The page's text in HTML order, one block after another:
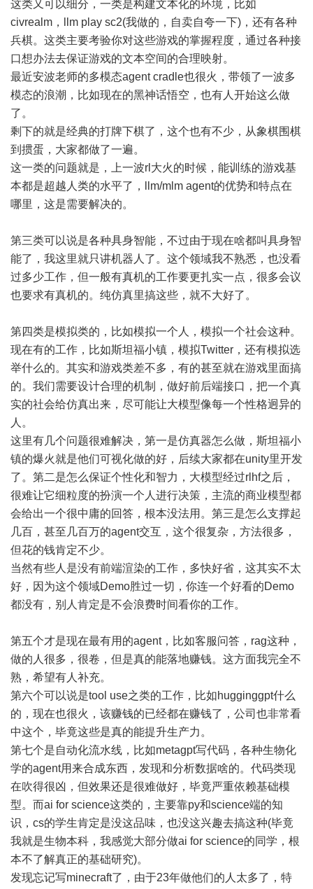
这类又可以细分，一类是构建文本化的环境，比如
civrealm，llm play sc2(我做的，自卖自夸一下)，还有各种
兵棋。这类主要考验你对这些游戏的掌握程度，通过各种接
口想办法去保证游戏的文本空间的合理映射。
最近安波老师的多模态agent cradle也很火，带领了一波多
模态的浪潮，比如现在的黑神话悟空，也有人开始这么做
了。
剩下的就是经典的打牌下棋了，这个也有不少，从象棋围棋
到掼蛋，大家都做了一遍。
这一类的问题就是，上一波rl大火的时候，能训练的游戏基
本都是超越人类的水平了，llm/mlm agent的优势和特点在
哪里，这是需要解决的。
第三类可以说是各种具身智能，不过由于现在啥都叫具身智
能了，我这里就只讲机器人了。这个领域我不熟悉，也没看
过多少工作，但一般有真机的工作要更扎实一点，很多会议
也要求有真机的。纯仿真里搞这些，就不大好了。
第四类是模拟类的，比如模拟一个人，模拟一个社会这种。
现在有的工作，比如斯坦福小镇，模拟Twitter，还有模拟选
举什么的。其实和游戏类差不多，有的甚至就在游戏里面搞
的。我们需要设计合理的机制，做好前后端接口，把一个真
实的社会给仿真出来，尽可能让大模型像每一个性格迥异的
人。
这里有几个问题很难解决，第一是仿真器怎么做，斯坦福小
镇的爆火就是他们可视化做的好，后续大家都在unity里开发
了。第二是怎么保证个性化和智力，大模型经过rlhf之后，
很难让它细粒度的扮演一个人进行决策，主流的商业模型都
会给出一个很中庸的回答，根本没法用。第三是怎么支撑起
几百，甚至几百万的agent交互，这个很复杂，方法很多，
但花的钱肯定不少。
当然有些人是没有前端渲染的工作，多快好省，这其实不太
好，因为这个领域Demo胜过一切，你连一个好看的Demo
都没有，别人肯定是不会浪费时间看你的工作。
第五个才是现在最有用的agent，比如客服问答，rag这种，
做的人很多，很卷，但是真的能落地赚钱。这方面我完全不
熟，希望有人补充。
第六个可以说是tool use之类的工作，比如hugginggpt什么
的，现在也很火，该赚钱的已经都在赚钱了，公司也非常看
中这个，毕竟这些是真的能提升生产力。
第七个是自动化流水线，比如metagpt写代码，各种生物化
学的agent用来合成东西，发现和分析数据啥的。代码类现
在吹得很凶，但效果还是很难做好，毕竟严重依赖基础模
型。而ai for science这类的，主要靠py和science端的知
识，cs的学生肯定是没这品味，也没这兴趣去搞这种(毕竟
我就是生物本科，我感觉大部分做ai for science的同学，根
本不了解真正的基础研究)。
发现忘记写minecraft了，由于23年做他们的人太多了，特